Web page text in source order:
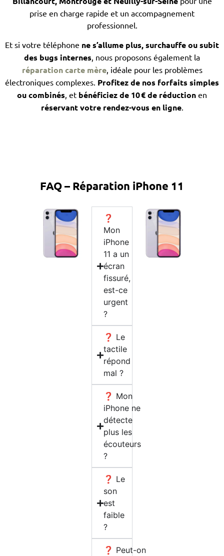
prise en charge rapide et un accompagnement
professionnel.
Et si votre téléphone ne s’allume plus, surchauffe ou subit
des bugs internes , nous proposons également la
réparation carte mère, idéale pour les problèmes
électroniques complexes. Profitez de nos forfaits simples
ou combinés , et bénéficiez de 10 € de réduction en
réservant votre rendez-vous en ligne.
FAQ – Réparation iPhone 11
❓
Mon
iPhone
11 a un
écran
fissuré,
est-ce
urgent
?
❓ Le
tactile
répond
mal ?
❓ Mon
iPhone ne
détecte
plus les
écouteurs
?
❓ Le
son
est
faible
?
❓ Peut-on